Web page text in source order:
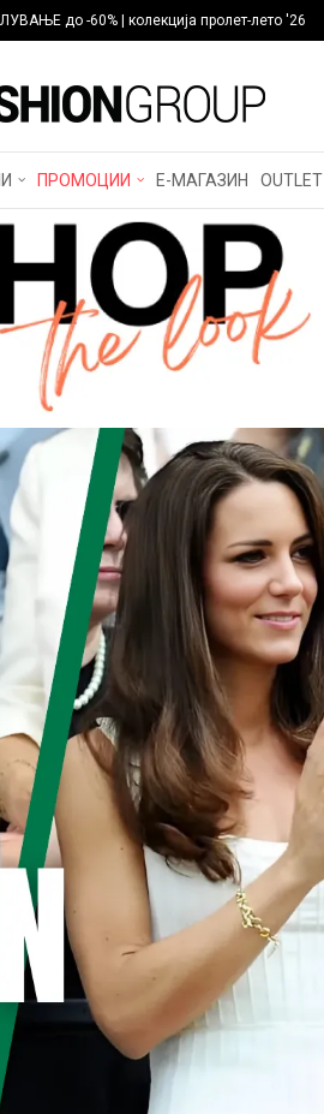
до -60% | колекција пролет-лето '26
ПРОМОЦИИ Е-МАГАЗИН OUTLET